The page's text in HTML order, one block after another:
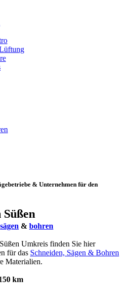
& Unternehmen für den
Süßen
sägen & bohren
Umkreis finden Sie hier
für das Schneiden, Sägen & Bohren
Materialien.
km